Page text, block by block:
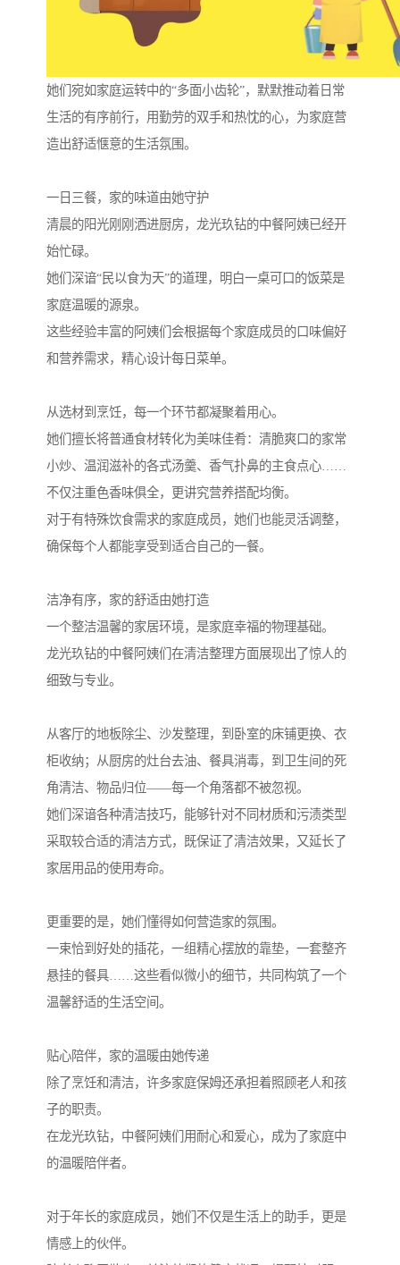
她们宛如家庭运转中的“多面小齿轮”，默默推动着日常
生活的有序前行，用勤劳的双手和热忱的心，为家庭营
造出舒适惬意的生活氛围。
一日三餐，家的味道由她守护
清晨的阳光刚刚洒进厨房，龙光玖钻的中餐阿姨已经开
始忙碌。
她们深谙“民以食为天”的道理，明白一桌可口的饭菜是
家庭温暖的源泉。
这些经验丰富的阿姨们会根据每个家庭成员的口味偏好
和营养需求，精心设计每日菜单。
从选材到烹饪，每一个环节都凝聚着用心。
她们擅长将普通食材转化为美味佳肴：清脆爽口的家常
小炒、温润滋补的各式汤羹、香气扑鼻的主食点心……
不仅注重色香味俱全，更讲究营养搭配均衡。
对于有特殊饮食需求的家庭成员，她们也能灵活调整，
确保每个人都能享受到适合自己的一餐。
洁净有序，家的舒适由她打造
一个整洁温馨的家居环境，是家庭幸福的物理基础。
龙光玖钻的中餐阿姨们在清洁整理方面展现出了惊人的
细致与专业。
从客厅的地板除尘、沙发整理，到卧室的床铺更换、衣
柜收纳；从厨房的灶台去油、餐具消毒，到卫生间的死
角清洁、物品归位——每一个角落都不被忽视。
她们深谙各种清洁技巧，能够针对不同材质和污渍类型
采取较合适的清洁方式，既保证了清洁效果，又延长了
家居用品的使用寿命。
更重要的是，她们懂得如何营造家的氛围。
一束恰到好处的插花，一组精心摆放的靠垫，一套整齐
悬挂的餐具……这些看似微小的细节，共同构筑了一个
温馨舒适的生活空间。
贴心陪伴，家的温暖由她传递
除了烹饪和清洁，许多家庭保姆还承担着照顾老人和孩
子的职责。
在龙光玖钻，中餐阿姨们用耐心和爱心，成为了家庭中
的温暖陪伴者。
对于年长的家庭成员，她们不仅是生活上的助手，更是
情感上的伙伴。